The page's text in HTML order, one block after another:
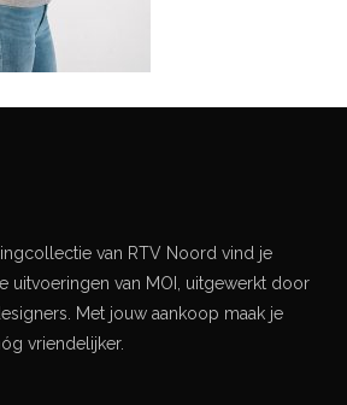
van RTV Noord vind je
uitvoeringen van MOI, uitgewerkt door
Met jouw aankoop maak je
vriendelijker.